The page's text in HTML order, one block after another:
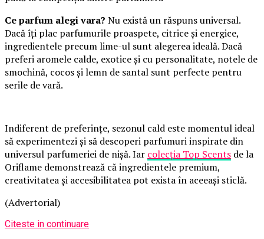
Ce parfum alegi vara? Nu există un răspuns universal.
Dacă îți plac parfumurile proaspete, citrice și energice,
ingredientele precum lime-ul sunt alegerea ideală. Dacă
preferi aromele calde, exotice și cu personalitate, notele de
smochină, cocos și lemn de santal sunt perfecte pentru
serile de vară.
Indiferent de preferințe, sezonul cald este momentul ideal
să experimentezi și să descoperi parfumuri inspirate din
universul parfumeriei de nișă. Iar colecția Top Scents de la
Oriflame demonstrează că ingredientele premium,
creativitatea și accesibilitatea pot exista în aceeași sticlă.
(Advertorial)
Citeste in continuare